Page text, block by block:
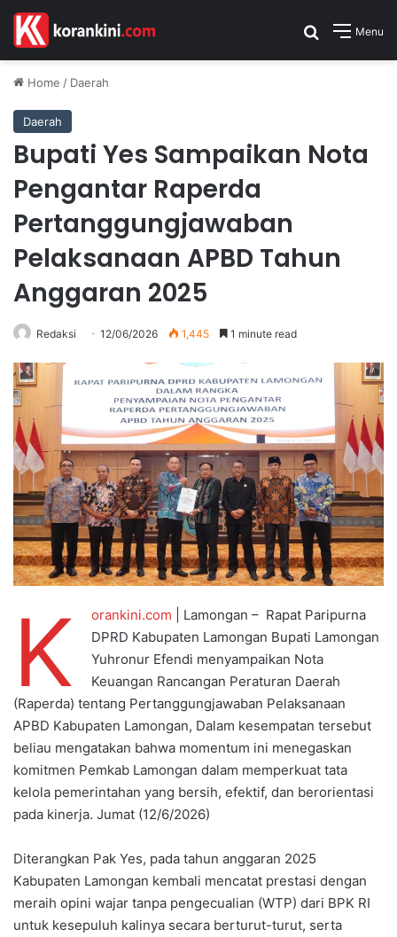
Menu
Search for
Home / Daerah
Daerah
Bupati Yes Sampaikan Nota
Pengantar Raperda
Pertanggungjawaban
Pelaksanaan APBD Tahun
Anggaran 2025
Redaksi 12/06/2026 1,445 1 minute read
K orankini.com | Lamongan – Rapat Paripurna
DPRD Kabupaten Lamongan Bupati Lamongan
Yuhronur Efendi menyampaikan Nota
Keuangan Rancangan Peraturan Daerah
(Raperda) tentang Pertanggungjawaban Pelaksanaan
APBD Kabupaten Lamongan, Dalam kesempatan tersebut
beliau mengatakan bahwa momentum ini menegaskan
komitmen Pemkab Lamongan dalam memperkuat tata
kelola pemerintahan yang bersih, efektif, dan berorientasi
pada kinerja. Jumat (12/6/2026)
Diterangkan Pak Yes, pada tahun anggaran 2025
Kabupaten Lamongan kembali mencatat prestasi dengan
meraih opini wajar tanpa pengecualian (WTP) dari BPK RI
untuk kesepuluh kalinya secara berturut-turut, serta